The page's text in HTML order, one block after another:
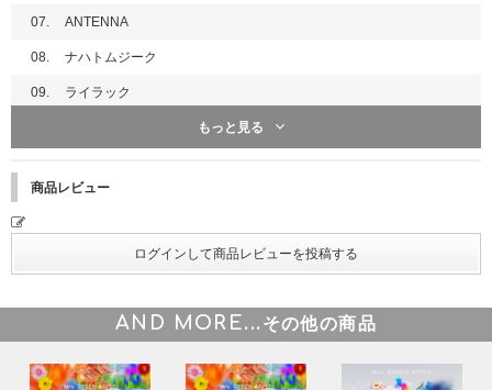
07. ANTENNA
08. ナハトムジーク
09. ライラック
12. アポロドロス
13. familie
16. クスシキ
17. 天国
もっと見る
商品レビュー
AND MORE... その他の商品